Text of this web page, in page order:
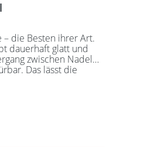
– die Besten ihrer Art.
dauerhaft glatt und
zwischen Nadel
Das lässt die
KnitPro Seilkappen
Aufbewahrung oder